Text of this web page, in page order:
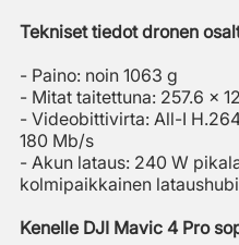
Tekniset tiedot dronen
- Paino: noin 1063 g
- Mitat taitettuna: 257.6 ×
- Videobittivirta: All-I
180 Mb/s
- Akun lataus: 240 W
kolmipaikkainen lataushubi
Kenelle DJI Mavic 4 Pro